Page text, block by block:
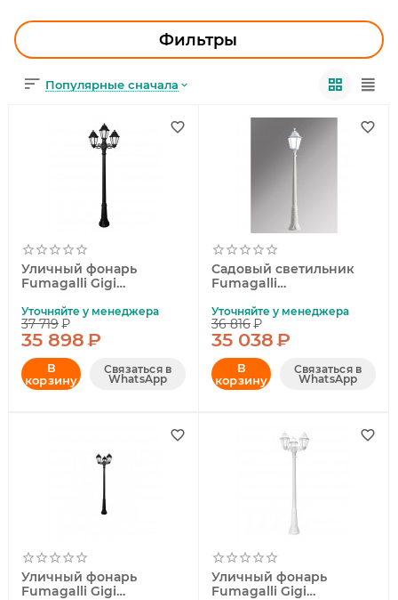
Фильтры
Популярные сначала
Уличный фонарь
Fumagalli Gigi
E22.156.S21.AYF1R
Уточняйте у менеджера
37 719₽
35 898₽
В
корзину
Связаться в
WhatsApp
Садовый светильник
Fumagalli
Уточняйте у менеджера
36 816₽
35 038₽
В
корзину
Связаться в
WhatsApp
Уличный фонарь
Fumagalli Gigi
Уличный фонарь
Fumagalli Gigi
ОФИСНОЕ ОСВЕЩЕНИЕ
СВЕТОДИОДНАЯ ПОДСВЕТКА
ЛАМПОЧКИ
ЭЛЕКТРОТОВАРЫ
КОМПЛЕКТУЮЩИЕ
ПРЕДМЕТЫ ИНТЕРЬЕРА
НОВОГОДНИЕ ТОВАРЫ